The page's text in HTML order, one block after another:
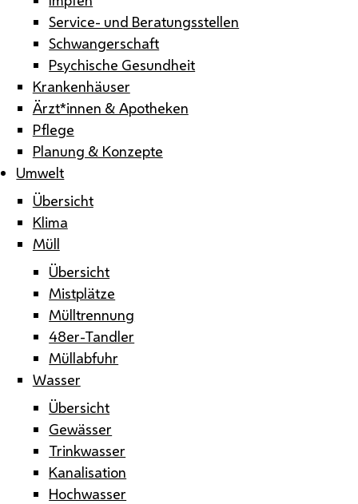
Service- und Beratungsstellen
Schwangerschaft
Psychische Gesundheit
Krankenhäuser
Ärzt*innen & Apotheken
Pflege
Planung & Konzepte
Umwelt
Übersicht
Klima
Müll
Übersicht
Mistplätze
Mülltrennung
48er-Tandler
Müllabfuhr
Wasser
Übersicht
Gewässer
Trinkwasser
Kanalisation
Hochwasser